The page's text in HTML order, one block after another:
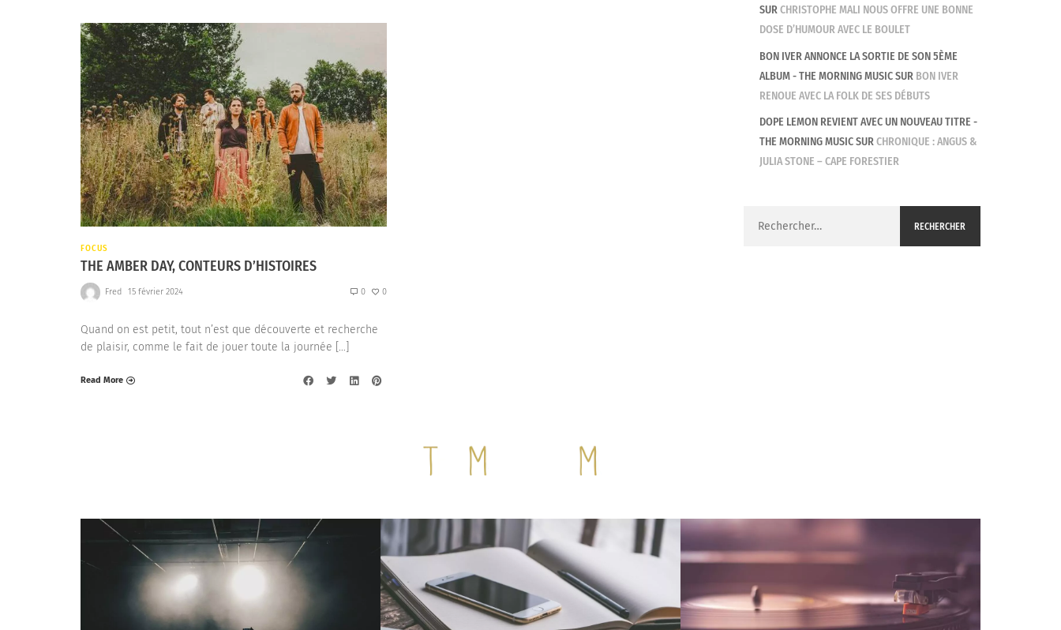
FOCUS
THE AMBER DAY, CONTEURS D’HISTOIRES
Fred 15 février 2024 0 0
Quand on est petit, tout n’est que découverte et recherche
de plaisir, comme le fait de jouer toute la journée […]
Read More
SURCHRISTOPHE MALI NOUS OFFRE UNE BONNE
DOSE D’HUMOUR AVEC LE BOULET
BON IVER ANNONCE LA SORTIE DE SON 5ÈME
ALBUM - THE MORNING MUSICSUR BON IVER
RENOUE AVEC LA FOLK DE SES DÉBUTS
DOPE LEMON REVIENT AVEC UN NOUVEAU TITRE -
THE MORNING MUSICSURCHRONIQUE : ANGUS &
JULIA STONE – CAPE FORESTIER